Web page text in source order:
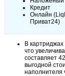
Кредит
Онлайн
Приват24)
В
что
составляет
выгодной
наполнителя